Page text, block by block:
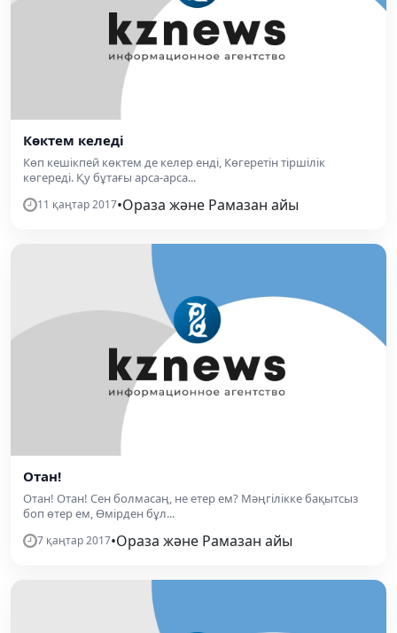
Көктем келеді
Көп кешікпей көктем де келер енді, Көгеретін тіршілік
көгереді. Қу бұтағы арса-арса...
11 қаңтар 2017•Ораза және Рамазан айы
Отан!
Отан! Отан! Сен болмасаң, не етер ем? Мәңгілікке бақытсыз
боп өтер ем, Өмірден бұл...
7 қаңтар 2017•Ораза және Рамазан айы